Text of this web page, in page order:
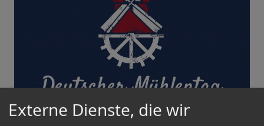
Externe Dienste, die wir